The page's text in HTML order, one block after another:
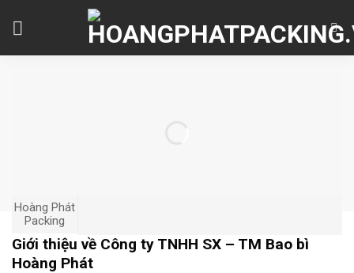
Hoàng Phát
Packing
Giới thiệu về Công ty TNHH SX – TM Bao bì
Hoàng Phát